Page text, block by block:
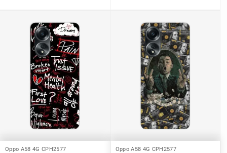
Oppo A58 4G CPH2577 Oppo A58 4G CPH2577